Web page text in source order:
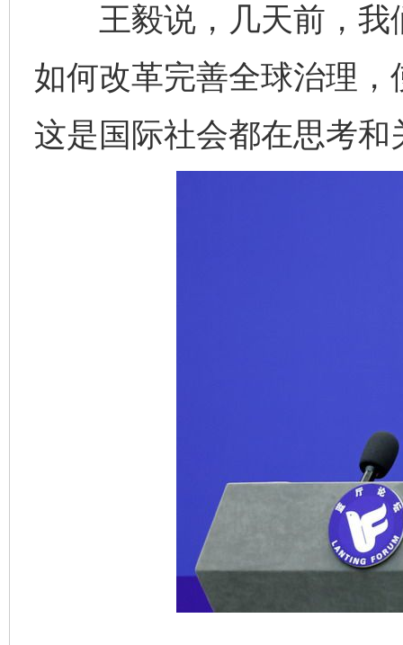
王毅说，几天前，我
如何改革完善全球治理
这是国际社会都在思考